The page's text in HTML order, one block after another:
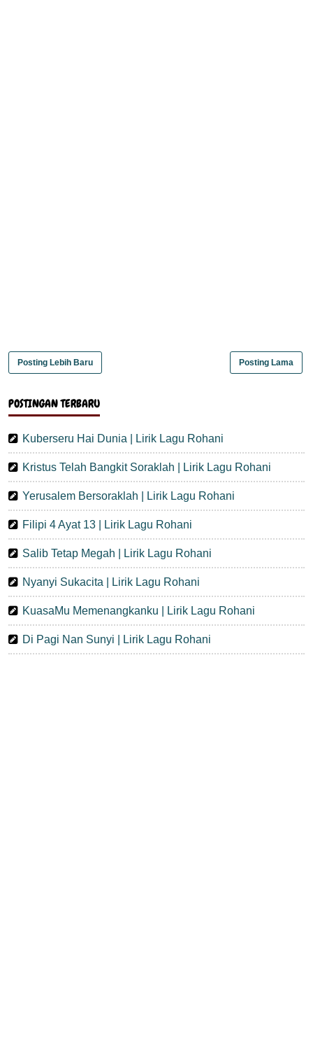
Posting Lebih Baru Posting Lama
POSTINGAN TERBARU
Kuberseru Hai Dunia | Lirik Lagu Rohani
Kristus Telah Bangkit Soraklah | Lirik Lagu Rohani
Yerusalem Bersoraklah | Lirik Lagu Rohani
Filipi 4 Ayat 13 | Lirik Lagu Rohani
Salib Tetap Megah | Lirik Lagu Rohani
Nyanyi Sukacita | Lirik Lagu Rohani
KuasaMu Memenangkanku | Lirik Lagu Rohani
Di Pagi Nan Sunyi | Lirik Lagu Rohani